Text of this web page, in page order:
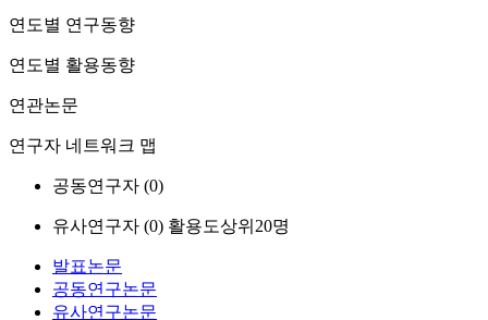
연도별 연구동향
연도별 활용동향
연관논문
연구자 네트워크 맵
공동연구자 (0)
유사연구자 (0) 활용도상위20명
발표논문
공동연구논문
유사연구논문